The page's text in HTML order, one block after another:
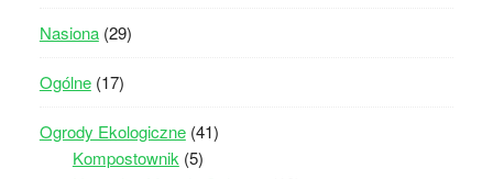
Nasiona(29)
Ogólne(17)
Ogrody Ekologiczne(41)
Kompostownik (5)